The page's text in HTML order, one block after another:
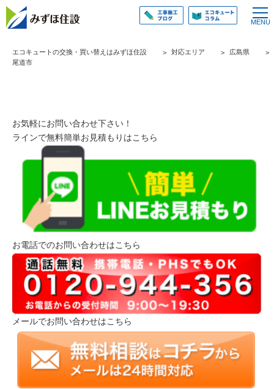
エコキュートの交換・買い替えはみずほ住設 対応エリア
広島県
尾道市
お気軽にお問い合わせ下さい！
ラインで無料簡単お見積もりはこちら
お電話でのお問い合わせはこちら
メールでお問い合わせはこちら